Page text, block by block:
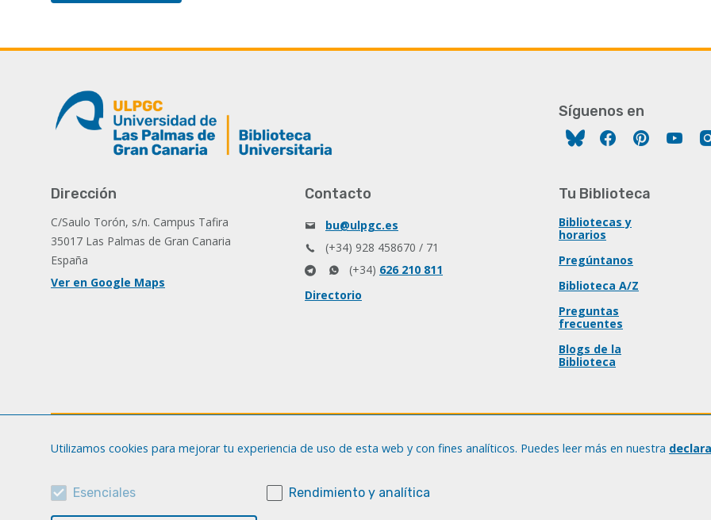
Síguenos en
FacebookPinterest
Dirección
C/Saulo Torón, s/n. Campus Tafira
35017 Las Palmas de Gran Canaria
España
Ver en Google Maps
Contacto
bu@ulpgc.es
(+34) 928 458670 / 71
(+34) 626 210 811
Directorio
Tu Biblioteca
Bibliotecas y
horarios
Pregúntanos
Biblioteca A/Z
Preguntas
frecuentes
Blogs de la
Biblioteca
Utilizamos cookies para mejorar tu experiencia de uso de esta web y con fines analíticos. Puedes leer más en nuestra
Esenciales Rendimiento y analítica